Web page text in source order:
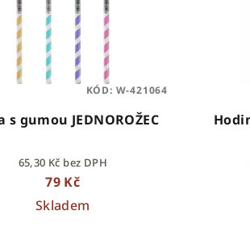
s gumou JEDNOROŽEC
65,30 Kč bez DPH
79 Kč
Skladem
KÓD: W-421064